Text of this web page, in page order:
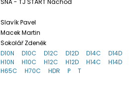
SNA - TJ START Náchod
Slavík Pavel
Macek Martin
Sokolář Zdeněk
D10N D10C D12C D12D D14C D14D
H10N
H10C H12C H12D H14C H14D
H65C
H70C HDR P T